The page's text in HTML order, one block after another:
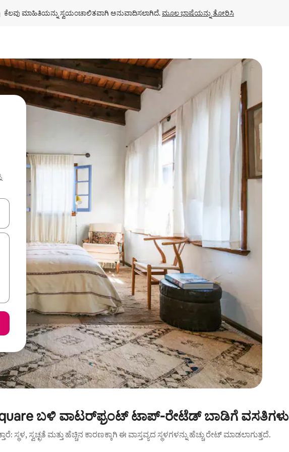
ಕೆಲವು ಮಾಹಿತಿಯನ್ನು ಸ್ವಯಂಚಾಲಿತವಾಗಿ ಅನುವಾದಿಸಲಾಗಿದೆ. ಮೂಲ ಭಾಷೆಯನ್ನು ತೋರಿಸಿ
ನ್ಯಾವಿಗೇಟ್ ಮಾಡಿ ಅಥವಾ ಸ್ಪರ್ಶ ಅಥವಾ ಸ್ವೈಪ್ ಗೆಸ್ಚರ್‌ಗಳ ಮೂಲಕ ಅನ್ವೇಷಿಸಿ.
ಬಳಿ ವಾಟರ್‌ಫ್ರಂಟ್ ಟಾಪ್-ರೇಟೆಡ್ ಬಾಡಿಗೆ ವಸತಿಗಳು
ಸ್ಥಳ, ಸ್ವಚ್ಛತೆ ಮತ್ತು ಹೆಚ್ಚಿನ ಕಾರಣಕ್ಕಾಗಿ ಈ ವಾಸ್ತವ್ಯದ ಸ್ಥಳಗಳನ್ನು ಹೆಚ್ಚು ರೇಟ್ ಮಾಡಲಾಗುತ್ತದೆ.